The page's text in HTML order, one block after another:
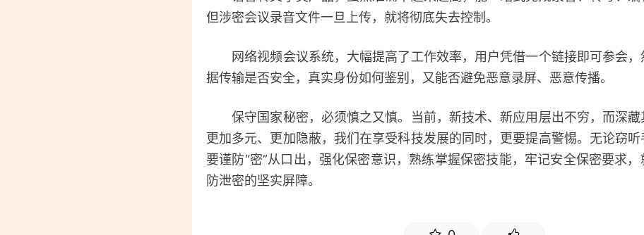
但涉密会议录音文件一旦上传，就将彻底失去控制。
网络视频会议系统，大幅提高了工作效率，用户凭借一个链接即可参会，
据传输是否安全，真实身份如何鉴别，又能否避免恶意录屏、恶意传播。
保守国家秘密，必须慎之又慎。当前，新技术、新应用层出不穷，而深藏
更加多元、更加隐蔽，我们在享受科技发展的同时，更要提高警惕。无论窃
要谨防“密”从口出，强化保密意识，熟练掌握保密技能，牢记安全保密要求，
防泄密的坚实屏障。